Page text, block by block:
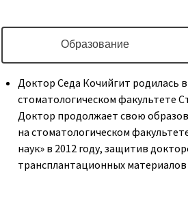
Образование
Доктор Седа Кочийгит родилась
стоматологическом факультете
Доктор продолжает свою
на стоматологическом
наук» в 2012 году, защитив
трансплантационных материалов